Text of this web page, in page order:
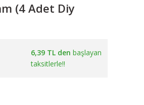
(4 Adet Diy
6,39 TL den başlayan
taksitlerle!!